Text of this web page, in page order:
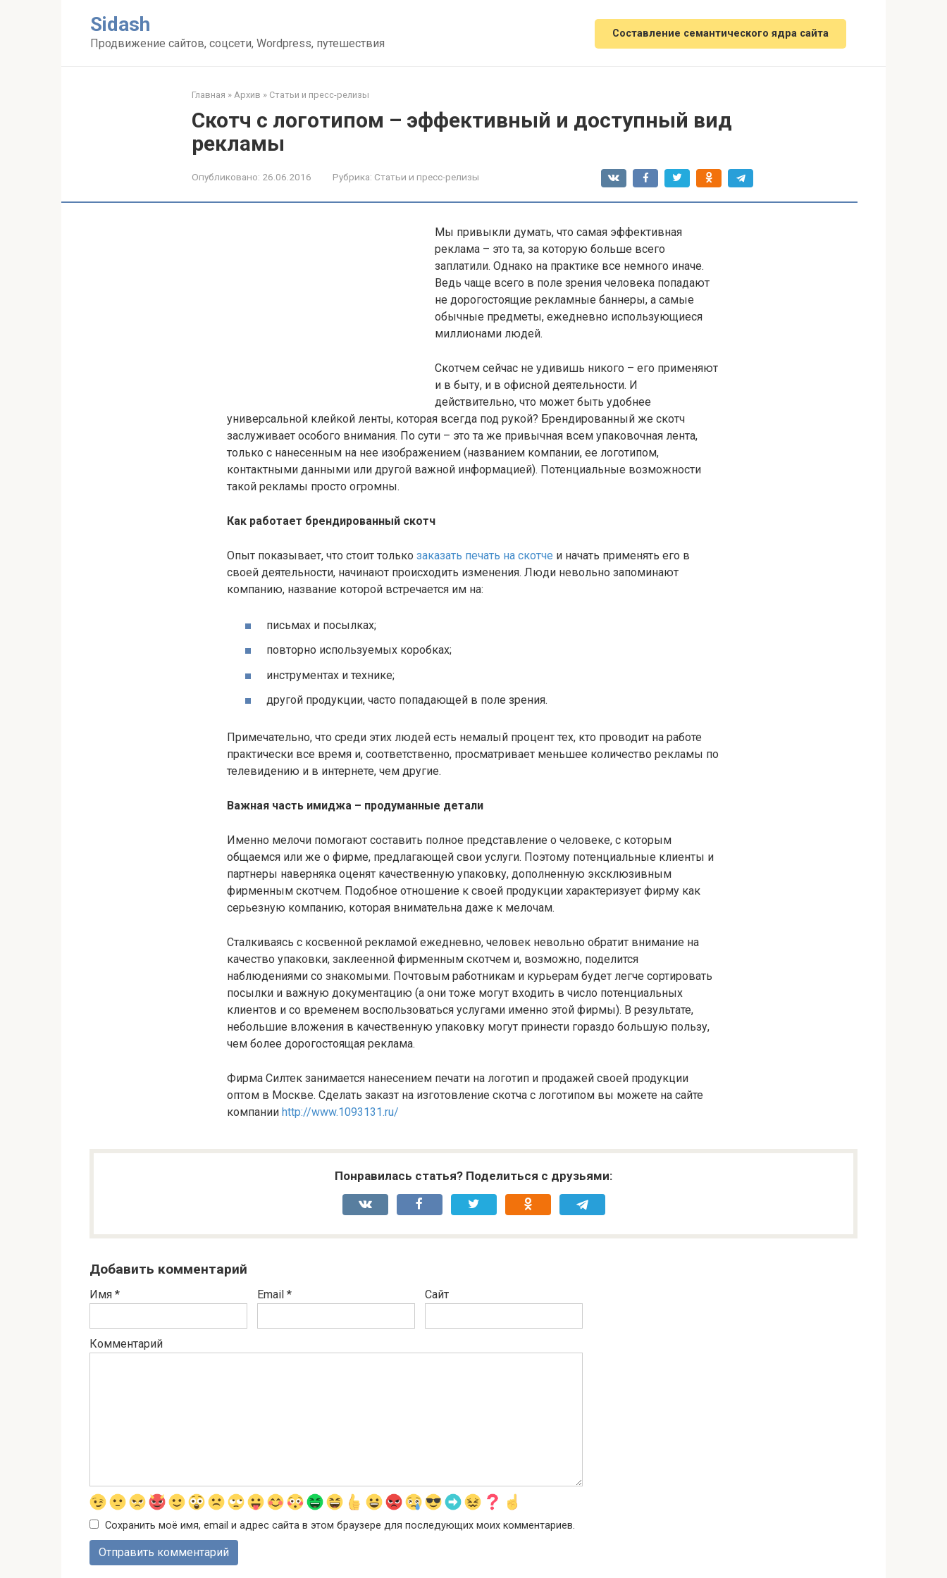
Sidash
Продвижение сайтов, соцсети, Wordpress, путешествия
Составление семантического ядра сайта
Главная » Архив » Статьи и пресс-релизы
Скотч с логотипом – эффективный и доступный вид
рекламы
Опубликовано: 26.06.2016 Рубрика: Статьи и пресс-релизы
Мы привыкли думать, что самая эффективная
реклама – это та, за которую больше всего
заплатили. Однако на практике все немного иначе.
Ведь чаще всего в поле зрения человека попадают
не дорогостоящие рекламные баннеры, а самые
обычные предметы, ежедневно использующиеся
миллионами людей.
Скотчем сейчас не удивишь никого – его применяют
и в быту, и в офисной деятельности. И
действительно, что может быть удобнее
универсальной клейкой ленты, которая всегда под рукой? Брендированный же скотч
заслуживает особого внимания. По сути – это та же привычная всем упаковочная лента,
только с нанесенным на нее изображением (названием компании, ее логотипом,
контактными данными или другой важной информацией). Потенциальные возможности
такой рекламы просто огромны.
Как работает брендированный скотч
Опыт показывает, что стоит только заказать печать на скотче и начать применять его в
своей деятельности, начинают происходить изменения. Люди невольно запоминают
компанию, название которой встречается им на:
письмах и посылках;
повторно используемых коробках;
инструментах и технике;
другой продукции, часто попадающей в поле зрения.
Примечательно, что среди этих людей есть немалый процент тех, кто проводит на работе
практически все время и, соответственно, просматривает меньшее количество рекламы по
телевидению и в интернете, чем другие.
Важная часть имиджа – продуманные детали
Именно мелочи помогают составить полное представление о человеке, с которым
общаемся или же о фирме, предлагающей свои услуги. Поэтому потенциальные клиенты и
партнеры наверняка оценят качественную упаковку, дополненную эксклюзивным
фирменным скотчем. Подобное отношение к своей продукции характеризует фирму как
серьезную компанию, которая внимательна даже к мелочам.
Сталкиваясь с косвенной рекламой ежедневно, человек невольно обратит внимание на
качество упаковки, заклеенной фирменным скотчем и, возможно, поделится
наблюдениями со знакомыми. Почтовым работникам и курьерам будет легче сортировать
посылки и важную документацию (а они тоже могут входить в число потенциальных
клиентов и со временем воспользоваться услугами именно этой фирмы). В результате,
небольшие вложения в качественную упаковку могут принести гораздо большую пользу,
чем более дорогостоящая реклама.
Фирма Силтек занимается нанесением печати на логотип и продажей своей продукции
оптом в Москве. Сделать заказт на изготовление скотча с логотипом вы можете на сайте
компании http://www.1093131.ru/
Понравилась статья? Поделиться с друзьями:
Добавить комментарий
Имя * Email * Сайт
Комментарий
Сохранить моё имя, email и адрес сайта в этом браузере для последующих моих комментариев.